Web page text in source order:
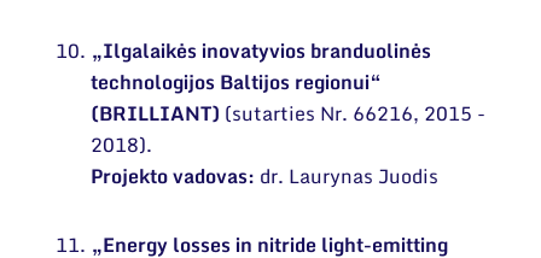
„Ilgalaikės inovatyvios branduolinės
technologijos Baltijos regionui“
(BRILLIANT) (sutarties Nr. 66216, 2015 -
2018).
Projekto vadovas: dr. Laurynas Juodis
„Energy losses in nitride light-emitting